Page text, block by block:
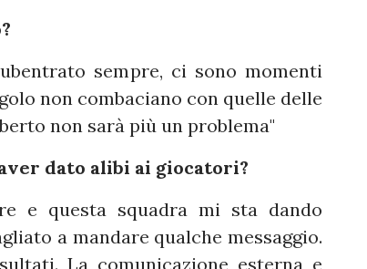
sempre, ci sono momenti
non combaciano con quelle delle
non sarà più un problema"
dato alibi ai giocatori?
e questa squadra mi sta dando
a mandare qualche messaggio.
La comunicazione esterna e